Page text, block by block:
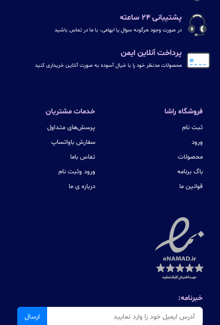
پشتیبانی ۲۴ ساعته
در صورت وجود هرگونه سوال یا ابهامی، با ما در تماس باشید
پرداخت آنلاین ایمن
محصولات مدنظر خود را با خیال آسوده به صورت آنلاین خریداری کنید
فروشگاه راشا
ثبت نام
ورود
محصولات
باگ برنامه
قوانین ما
خدمات مشتریان
پرسش‌های متداول
سفارش باواتساپ
تماس باما
ورود وثبت نام
درباره ی ما
خبرنامه:
ارسال